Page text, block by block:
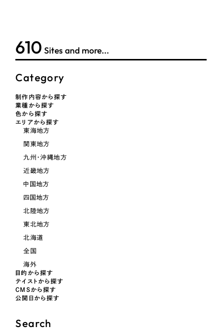
リープ・リクルーティング／採用業務代行
リープ・キャリア
完全成功報酬型のスカウト型ハイクラス人材紹介（岐阜・愛知）
カイゼンDX支援
Pace
日報ツールで案件ごとの営業利益をリアルタイムに可視化
制作実績
Works
全国1,400社以上の支援実績の中から
一部をご紹介します
AI倫理ポリシー
ウェブアクセシビリティ方針
医療・福祉
コンサルティング・調査
観光・レジャー
人材紹介・派遣
士業
自治体・官公庁
美容・エステ
IT・インターネット
教育
インフラ関連
広告・メディア・放送
614Sites and more...
Category
制作内容から探す
業種から探す
色から探す
エリアから探す
東海地方
関東地方
九州・沖縄地方
近畿地方
中国地方
四国地方
北陸地方
東北地方
北海道
全国
海外
目的から探す
テイストから探す
CMSから探す
公開日から探す
Search